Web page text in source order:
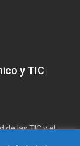
y TIC
de las TIC y el